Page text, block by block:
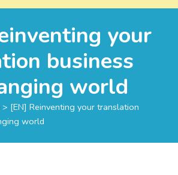
your
business
world
> [EN] Reinventing your translation
world